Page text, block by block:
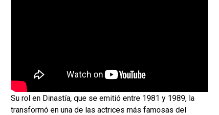
Su rol en Dinastía, que se emitió entre 1981 y 1989, la
transformó en una de las actrices más famosas del